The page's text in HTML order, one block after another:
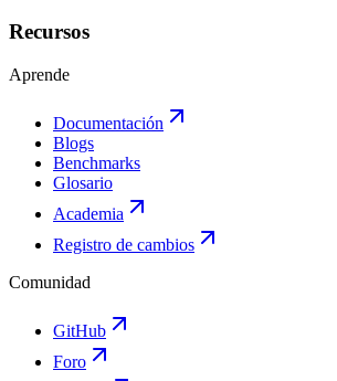
Recursos
Aprende
Documentación
Blogs
Benchmarks
Glosario
Academia
Registro de cambios
Comunidad
GitHub
Foro